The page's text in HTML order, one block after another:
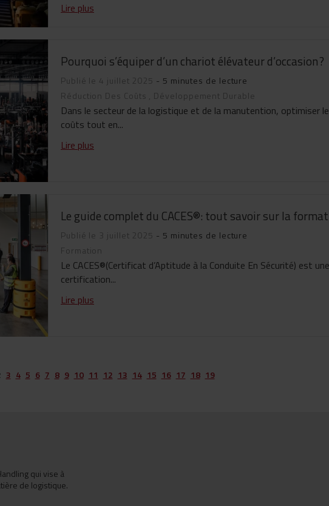
Lire plus
Pourquoi s’équiper d’un chariot élévateur d’occasion ?
Publié le 4 juillet 2025 - 5 minutes de lecture
Réduction Des Coûts , Développement Durable
Dans le secteur de la logistique et de la manutention, optimiser
coûts tout en...
Lire plus
Le guide complet du CACES®: tout savoir sur la
Publié le 3 juillet 2025 - 5 minutes de lecture
Formation
Le CACES®(Certificat d’Aptitude à la Conduite En Sécurité) est une
certification...
Lire plus
3 4 5 6 7 8 9 10 11 12 13 14 15 16 17 18 19
qui vise à
de logistique.